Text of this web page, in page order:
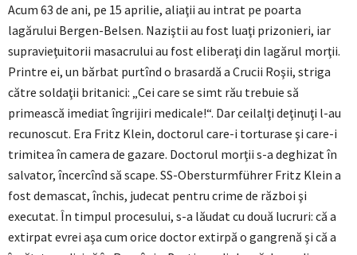
Acum 63 de ani, pe 15 aprilie, aliaţii au intrat pe poarta
lagărului Bergen-Belsen. Naziştii au fost luaţi prizonieri, iar
supravieţuitorii masacrului au fost eliberaţi din lagărul morţii.
Printre ei, un bărbat purtînd o brasardă a Crucii Roşii, striga
către soldaţii britanici: „Cei care se simt rău trebuie să
primească imediat îngrijiri medicale!“. Dar ceilalţi deţinuţi l-au
recunoscut. Era Fritz Klein, doctorul care-i torturase şi care-i
trimitea în camera de gazare. Doctorul morţii s-a deghizat în
salvator, încercînd să scape. SS-Obersturmführer Fritz Klein a
fost demascat, închis, judecat pentru crime de război şi
executat. În timpul procesului, s-a lăudat cu două lucruri: că a
extirpat evrei aşa cum orice doctor extirpă o gangrenă şi că a